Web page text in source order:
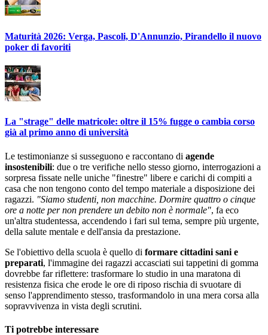
Maturità 2026: Verga, Pascoli, D'Annunzio, Pirandello il nuovo
poker di favoriti
La "strage" delle matricole: oltre il 15% fugge o cambia corso
già al primo anno di università
Le testimonianze si susseguono e raccontano di agende
insostenibili: due o tre verifiche nello stesso giorno, interrogazioni a
sorpresa fissate nelle uniche "finestre" libere e carichi di compiti a
casa che non tengono conto del tempo materiale a disposizione dei
ragazzi. "Siamo studenti, non macchine. Dormire quattro o cinque
ore a notte per non prendere un debito non è normale", fa eco
un'altra studentessa, accendendo i fari sul tema, sempre più urgente,
della salute mentale e dell'ansia da prestazione.
Se l'obiettivo della scuola è quello di formare cittadini sani e
preparati, l'immagine dei ragazzi accasciati sui tappetini di gomma
dovrebbe far riflettere: trasformare lo studio in una maratona di
resistenza fisica che erode le ore di riposo rischia di svuotare di
senso l'apprendimento stesso, trasformandolo in una mera corsa alla
sopravvivenza in vista degli scrutini.
Ti potrebbe interessare